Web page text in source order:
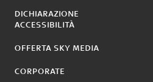
DICHIARAZIONE
ACCESSIBILITÀ
OFFERTA SKY MEDIA
CORPORATE